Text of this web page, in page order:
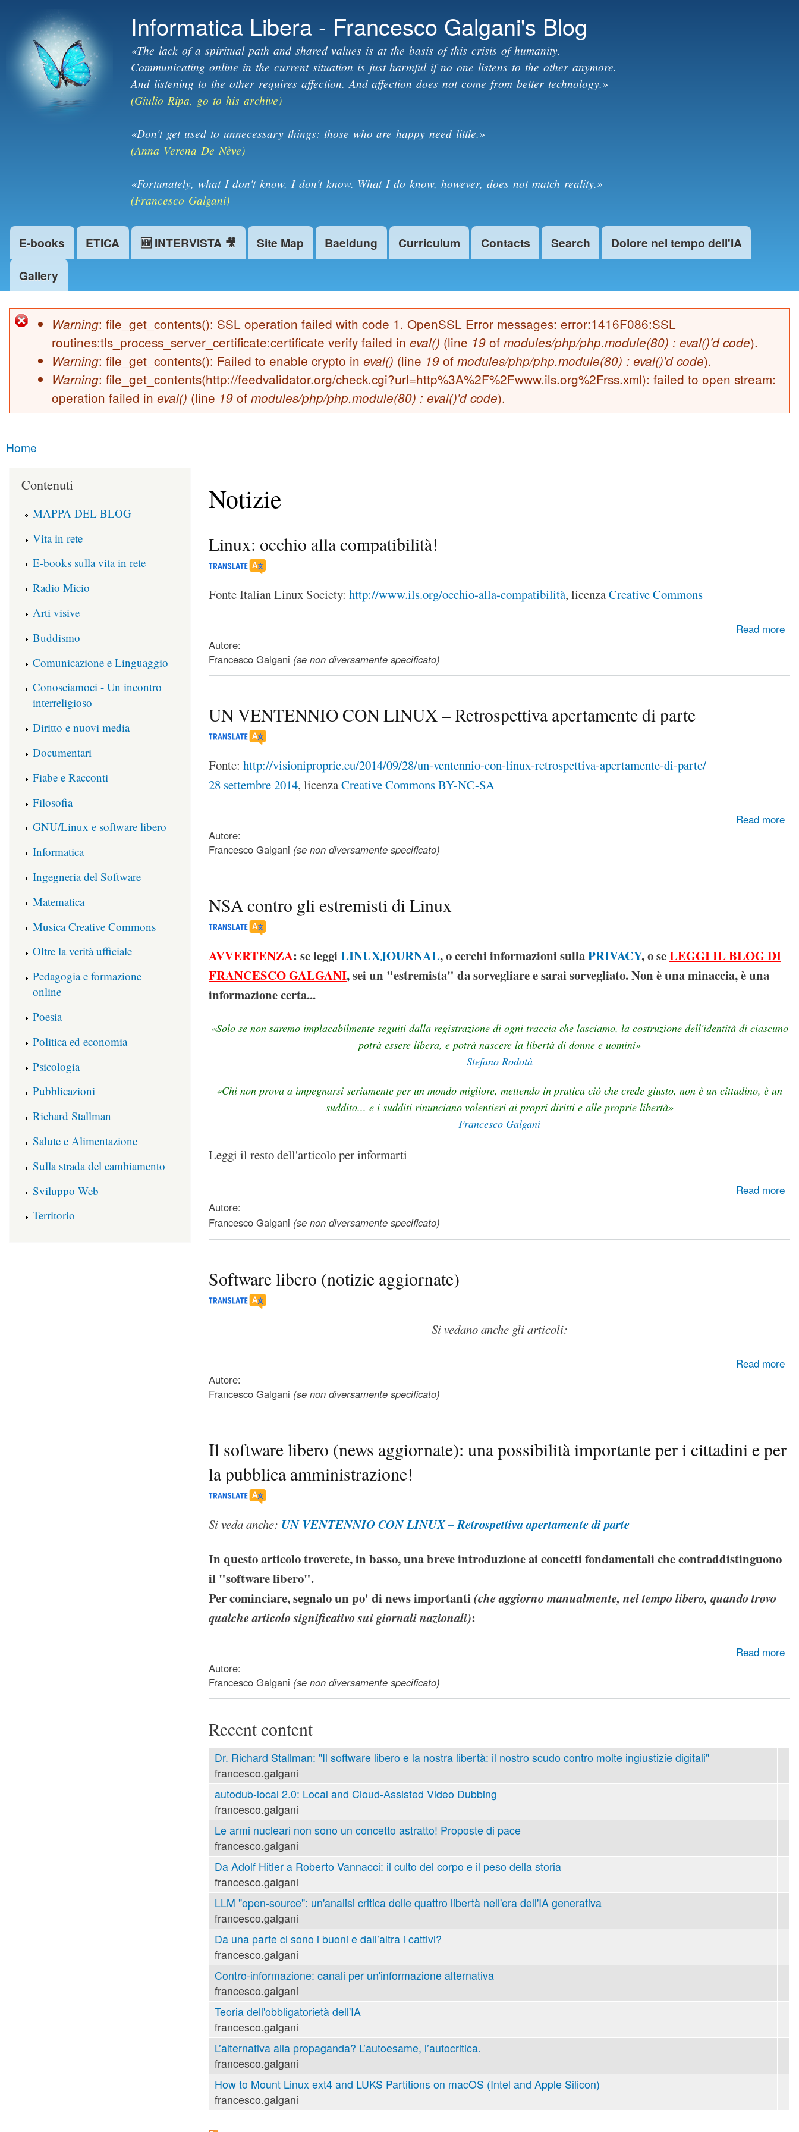
main
content
Informatica Libera - Francesco Galgani's Blog
«The lack of a spiritual path and shared values is at the basis of this crisis of humanity.
Communicating online in the current situation is just harmful if no one listens to the other anymore.
And listening to the other requires affection. And affection does not come from better technology.»
(Giulio Ripa, go to his archive)
«Don't get used to unnecessary things: those who are happy need little.»
(Anna Verena De Nève)
«Fortunately, what I don't know, I don't know. What I do know, however, does not match reality.»
(Francesco Galgani)
Main menu
E-books ETICA 🆕 INTERVISTA 🎥 Site Map Baeldung Curriculum Contacts Search
Dolore nel tempo dell'IA
Gallery
Error message
Warning: file_get_contents(): SSL operation failed with code 1. OpenSSL Error messages: error:1416F086:SSL
routines:tls_process_server_certificate:certificate verify failed in eval() (line 19of modules/php/php.module(80) : eval()'d code).
Warning: file_get_contents(): Failed to enable crypto in eval() (line 19of modules/php/php.module(80) : eval()'d code).
Warning: file_get_contents(http://feedvalidator.org/check.cgi?url=http%3A%2F%2Fwww.ils.org%2Frss.xml): failed to open stream:
operation failed in eval() (line 19of modules/php/php.module(80) : eval()'d code).
You are here
Home
Notizie
Linux: occhio alla compatibilità!
Fonte Italian Linux Society: http://www.ils.org/occhio-alla-compatibilità, licenzaCreative Commons
Read more
Autore:
Francesco Galgani (se non diversamente specificato)
UN VENTENNIO CON LINUX – Retrospettiva apertamente di parte
Fonte: http://visioniproprie.eu/2014/09/28/un-ventennio-con-linux-retrospettiva-apertamente-di-parte/
28 settembre 2014, licenzaCreative Commons BY-NC-SA
Read more
Autore:
Francesco Galgani (se non diversamente specificato)
NSA contro gli estremisti di Linux
AVVERTENZA: se leggiLINUXJOURNAL, o cerchi informazioni sullaPRIVACY, o seLEGGI IL BLOG DI
FRANCESCO GALGANI, sei un "estremista" da sorvegliare e sarai sorvegliato.Non è una minaccia, è una
informazione certa...
«Solo se non saremo implacabilmente seguiti dalla registrazione di ogni traccia che lasciamo, la costruzione dell'identità di ciascuno
potrà essere libera, e potrà nascere la libertà di donne e uomini»
Stefano Rodotà
«Chi non prova a impegnarsi seriamente per un mondo migliore, mettendo in pratica ciò che crede giusto, non è un cittadino, è un
suddito... e i sudditi rinunciano volentieri ai propri diritti e alle proprie libertà»
Francesco Galgani
Leggi il resto dell'articolo per informarti
Read more
Autore:
Francesco Galgani (se non diversamente specificato)
Software libero (notizie aggiornate)
Si vedano anche gli articoli:
Read more
Autore:
Francesco Galgani (se non diversamente specificato)
Il software libero (news aggiornate): una possibilità importante per i cittadini e per
la pubblica amministrazione!
Si veda anche: UN VENTENNIO CON LINUX – Retrospettiva apertamente di parte
In questo articolo troverete, in basso, una breve introduzione ai concetti fondamentali che contraddistinguono
il "software libero".
Per cominciare, segnalo un po' di news importanti(che aggiorno manualmente, nel tempo libero, quando trovo
qualche articolo significativo sui giornali nazionali):
Read more
Autore:
Francesco Galgani (se non diversamente specificato)
Recent content
Dr. Richard Stallman: "Il software libero e la nostra libertà: il nostro scudo contro molte ingiustizie digitali"
francesco.galgani
autodub-local 2.0: Local and Cloud-Assisted Video Dubbing
francesco.galgani
Le armi nucleari non sono un concetto astratto! Proposte di pace
francesco.galgani
Da Adolf Hitler a Roberto Vannacci: il culto del corpo e il peso della storia
francesco.galgani
LLM "open-source": un'analisi critica delle quattro libertà nell'era dell'IA generativa
francesco.galgani
Da una parte ci sono i buoni e dall’altra i cattivi?
francesco.galgani
Contro-informazione: canali per un'informazione alternativa
francesco.galgani
Teoria dell'obbligatorietà dell'IA
francesco.galgani
L’alternativa alla propaganda? L’autoesame, l’autocritica.
francesco.galgani
How to Mount Linux ext4 and LUKS Partitions on macOS (Intel and Apple Silicon)
francesco.galgani
Contenuti
MAPPA DEL BLOG
Vita in rete
E-books sulla vita in rete
Radio Micio
Arti visive
Buddismo
Comunicazione e Linguaggio
Conosciamoci - Un incontro
interreligioso
Diritto e nuovi media
Documentari
Fiabe e Racconti
Filosofia
GNU/Linux e software libero
Informatica
Ingegneria del Software
Matematica
Musica Creative Commons
Oltre la verità ufficiale
Pedagogia e formazione
online
Poesia
Politica ed economia
Psicologia
Pubblicazioni
Richard Stallman
Salute e Alimentazione
Sulla strada del cambiamento
Sviluppo Web
Territorio